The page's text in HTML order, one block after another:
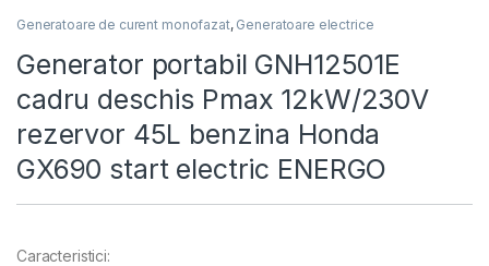
Generatoare de curent monofazat, Generatoare electrice
Generator portabil GNH12501E
cadru deschis Pmax 12kW/230V
rezervor 45L benzina Honda
GX690 start electric ENERGO
Caracteristici: